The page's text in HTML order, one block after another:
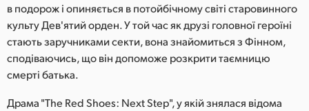
Poland
Singapore
South Africa
в подорож і опиняється в потойбічному світі старовинного
культу Дев'ятий орден. У той час як друзі головної героїні
стають заручниками секти, вона знайомиться з Фінном,
сподіваючись, що він допоможе розкрити таємницю
смерті батька.
Драма "The Red Shoes: Next Step", у якій знялася відома